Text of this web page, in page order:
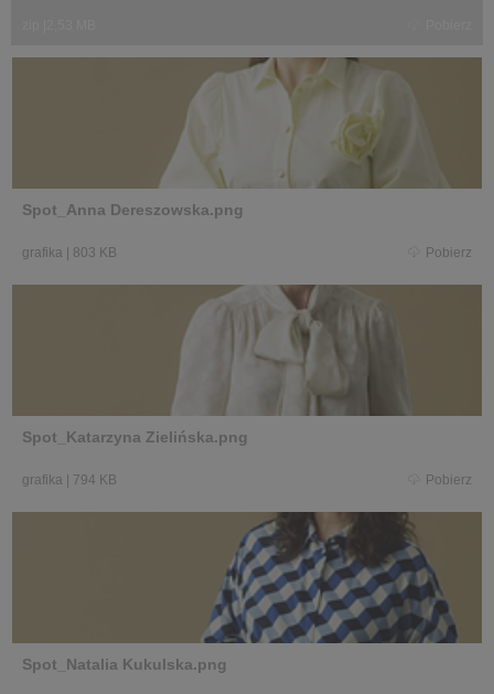
Spot_Anna Dereszowska.png
grafika 803 KB Pobierz
Spot_Katarzyna Zielińska.png
grafika 794 KB Pobierz
Spot_Natalia Kukulska.png